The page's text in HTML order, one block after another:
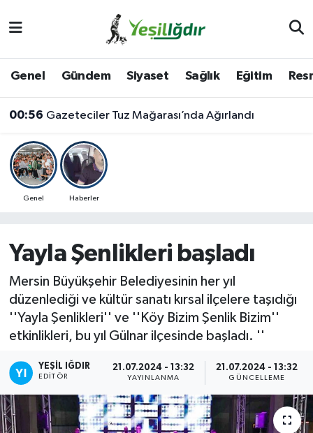
Genel Gündem Siyaset Sağlık Eğitim
00:56 Gazeteciler Tuz Mağarası’nda Ağırlandı
Genel Haberler
Yayla Şenlikleri başladı
Mersin Büyükşehir Belediyesinin her yıl
düzenlediği ve kültür sanatı kırsal ilçelere taşıdığı
''Yayla Şenlikleri'' ve ''Köy Bizim Şenlik Bizim''
etkinlikleri, bu yıl Gülnar ilçesinde başladı. ''
YEŞIL IĞDIR
EDITÖR
21.07.2024 - 13:32
YAYINLANMA
21.07.2024 - 13:32
GÜNCELLEME
İğdir Namaz Vakitleri
Iğdır Trafik Yoğunluk Haritası
Süper Lig Puan Durumu ve Fikstür
Son Dakika Haberleri
Haber Arşivi